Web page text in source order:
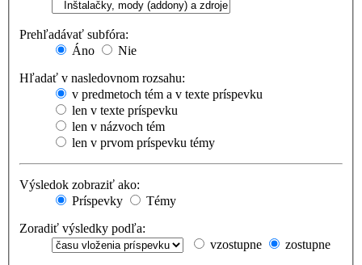
Prehľadávať subfóra:
Áno
Nie
Hľadať v nasledovnom rozsahu:
v predmetoch tém a v texte príspevku
len v texte príspevku
len v názvoch tém
len v prvom príspevku témy
Výsledok zobraziť ako:
Príspevky
Témy
Zoradiť výsledky podľa:
vzostupne
zostupne